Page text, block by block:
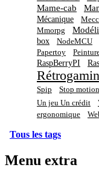
Mame-cab
Mécanique
Mmorpg
box
NodeMCU
Papertoy
RaspBerryPI
Spip
Stop motion
Un jeu Un crédit
ergonomique
Tous les tags
Menu extra